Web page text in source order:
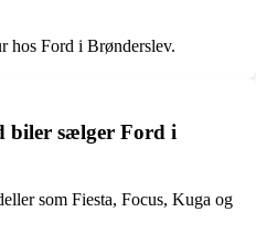
hos Ford i Brønderslev.
biler sælger Ford i
som Fiesta, Focus, Kuga og